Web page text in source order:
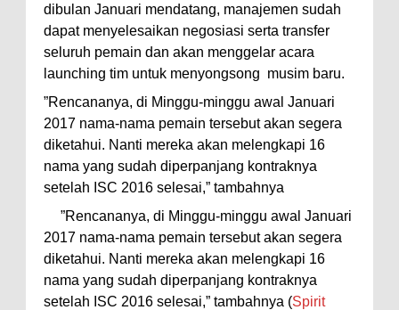
dibulan Januari mendatang, manajemen sudah
dapat menyelesaikan negosiasi serta transfer
seluruh pemain dan akan menggelar acara
launching tim untuk menyongsong musim baru.
”Rencananya, di Minggu-minggu awal Januari
2017 nama-nama pemain tersebut akan segera
diketahui. Nanti mereka akan melengkapi 16
nama yang sudah diperpanjang kontraknya
setelah ISC 2016 selesai,” tambahnya
”Rencananya, di Minggu-minggu awal Januari
2017 nama-nama pemain tersebut akan segera
diketahui. Nanti mereka akan melengkapi 16
nama yang sudah diperpanjang kontraknya
setelah ISC 2016 selesai,” tambahnya (Spirit